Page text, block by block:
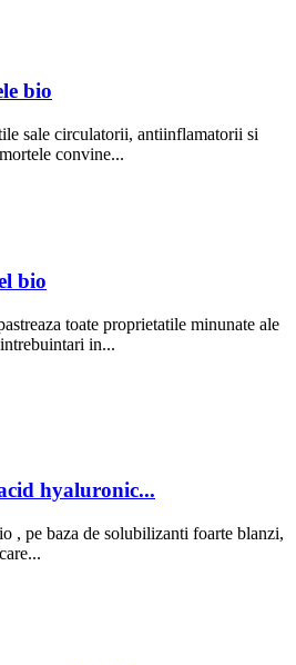
bio
sale circulatorii, antiinflamatorii si
convine...
bio
toate proprietatile minunate ale
in...
hyaluronic...
, pe baza de solubilizanti foarte blanzi,